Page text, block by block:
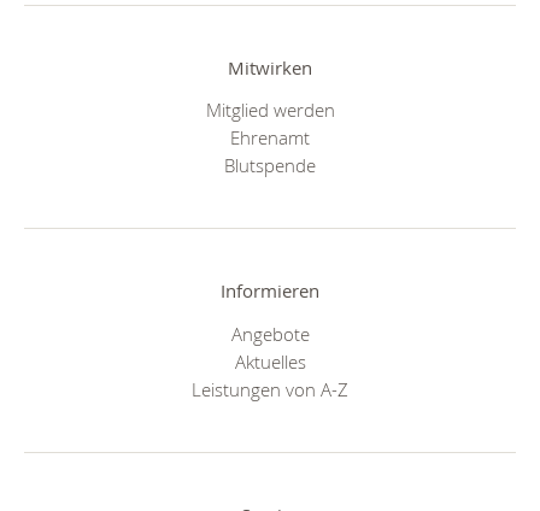
Mitwirken
Mitglied werden
Ehrenamt
Blutspende
Informieren
Angebote
Aktuelles
Leistungen von A-Z